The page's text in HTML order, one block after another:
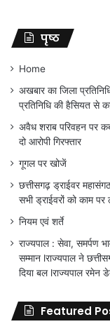
पृष्ठ
Home
अखबार का जिला
प्रतिनिधि की हैसियत से
अवैध शराब परिवहन पर
दो आरोपी गिरफ्तार
गूगल पर खोजें
छत्तीसगढ़ ड्राईवर
सभी ड्राईवरों को काम
नियम एवं शर्ते
राज्यपाल : सेवा, समर्पण
सम्मान lराज्यपाल ने
दिया बल lराज्यपाल रमेन
Featured